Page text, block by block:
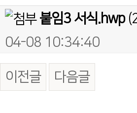
붙임3 서식.hwp
04-08 10:34:40
이전글 다음글